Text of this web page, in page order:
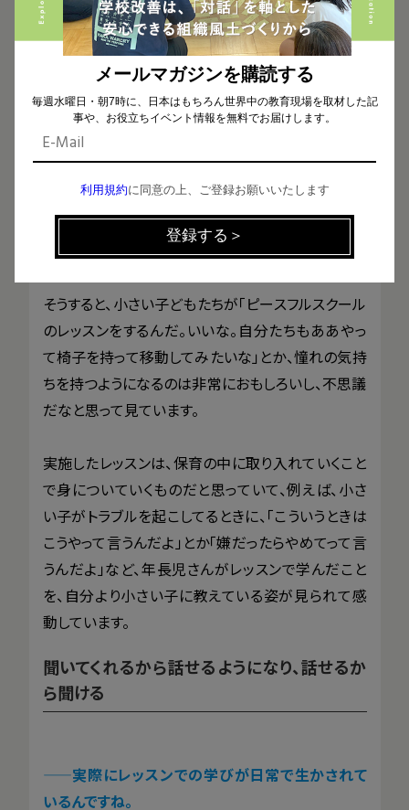
——PSPを導入されて5年目を迎えられて、子どもた
ちや先生たちの変化など感じられていることはあり
ますか？
レッスンの際は別の保育室に移動して行いますが、年
長児さんたちが椅子を持って、格好よく並んで勇まし
く移動するんですよ。
そうすると、小さい子どもたちが「ピースフルスクール
のレッスンをするんだ。いいな。自分たちもああやっ
て椅子を持って移動してみたいな」とか、憧れの気持
ちを持つようになるのは非常におもしろいし、不思議
だなと思って見ています。
実施したレッスンは、保育の中に取り入れていくこと
で身についていくものだと思っていて、例えば、小さ
い子がトラブルを起こしてるときに、「こういうときは
こうやって言うんだよ」とか「嫌だったらやめてって言
うんだよ」など、年長児さんがレッスンで学んだこと
を、自分より小さい子に教えている姿が見られて感
動しています。
聞いてくれるから話せるようになり、話せるか
ら聞ける
——実際にレッスンでの学びが日常で生かされて
いるんですね。
メールマガジンを購読する
毎週水曜日・朝7時に、日本はもちろん世界中の教育現場を取材した記
事や、お役立ちイベント情報を無料でお届けします。
利用規約に同意の上、ご登録お願いいたします